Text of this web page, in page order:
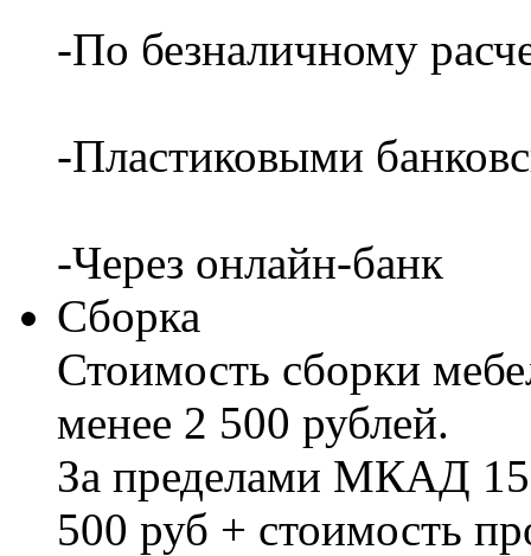
-По безналичному
-Пластиковыми
-Через онлайн-банк
Сборка
Стоимость сборки
менее 2 500 рублей.
За пределами МКАД
500 руб + стоимость